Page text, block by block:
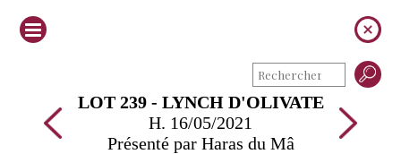
LOT 239 - LYNCH D'OLIVATE
H. 16/05/2021
Présenté par Haras du Mâ